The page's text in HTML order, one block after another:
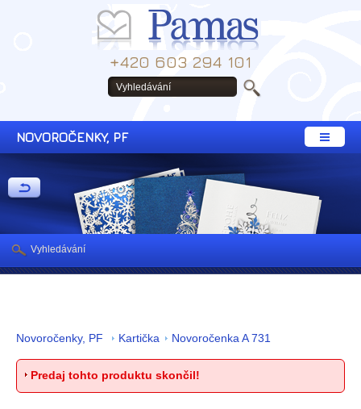
+420 603 294 101
NOVOROČENKY, PF
Novoročenky, PF Kartička Novoročenka A 731
Predaj tohto produktu skončil!
Vyhledávání